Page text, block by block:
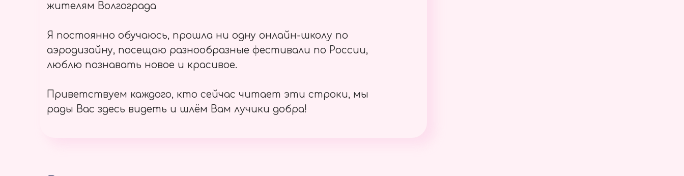
жителям Волгограда
Я постоянно обучаюсь, прошла ни одну онлайн-школу по
аэродизайну, посещаю разнообразные фестивали по России,
люблю познавать новое и красивое.
Приветствуем каждого, кто сейчас читает эти строки, мы
рады Вас здесь видеть и шлём Вам лучики добра!